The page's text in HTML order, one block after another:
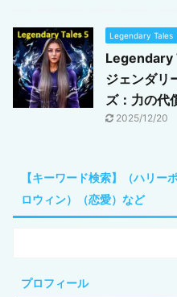
Legendary Tales
Legendary
ジェンダリ
ズ：力の代
2025/12/20
【キーワード検索】（ハリー
ロウィン）（恋愛）など
プロフィール